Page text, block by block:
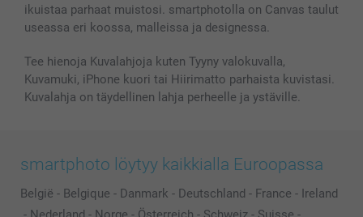
ikuistaa parhaat muistosi. smartphotolla on Canvas taulut
useassa eri koossa, malleissa ja designessa.
Tee hienoja Kuvalahjoja kuten Tyyny valokuvalla,
Kuvamuki, iPhone kuori tai Hiirimatto parhaista kuvistasi.
Kuvalahja on täydellinen lahja perheelle ja ystäville.
smartphoto löytyy kaikkialla Euroopassa
België - Belgique - Danmark - Deutschland - France - Ireland